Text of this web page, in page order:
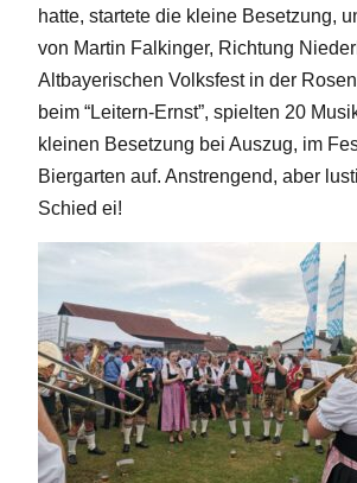
hatte, startete die kleine Besetzung,
von Martin Falkinger, Richtung
Altbayerischen Volksfest in der
beim “Leitern-Ernst”, spielten 20
kleinen Besetzung bei Auszug, im
Biergarten auf. Anstrengend, aber
Schied ei!